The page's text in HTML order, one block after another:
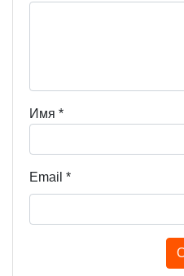
Имя *
Email *